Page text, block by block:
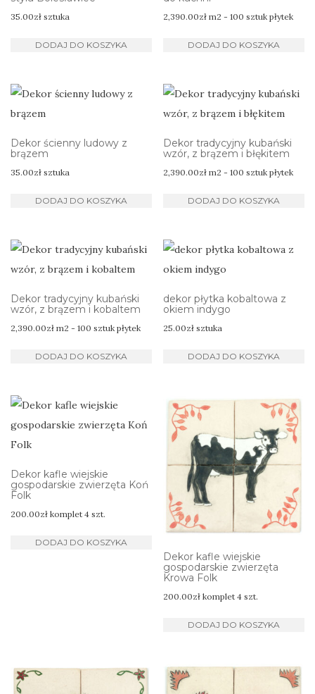
35.00zł sztuka
DODAJ DO KOSZYKA
2,390.00zł m2 - 100 sztuk płytek
DODAJ DO KOSZYKA
Dekor ścienny ludowy z
brązem
35.00zł sztuka
DODAJ DO KOSZYKA
Dekor tradycyjny kubański
wzór, z brązem i błękitem
2,390.00zł m2 - 100 sztuk płytek
DODAJ DO KOSZYKA
Dekor tradycyjny kubański
wzór, z brązem i kobaltem
2,390.00zł m2 - 100 sztuk płytek
DODAJ DO KOSZYKA
dekor płytka kobaltowa z
okiem indygo
25.00zł sztuka
DODAJ DO KOSZYKA
Dekor kafle wiejskie
gospodarskie zwierzęta Koń
Folk
200.00zł komplet 4 szt.
DODAJ DO KOSZYKA
Dekor kafle wiejskie
gospodarskie zwierzęta
Krowa Folk
200.00zł komplet 4 szt.
DODAJ DO KOSZYKA